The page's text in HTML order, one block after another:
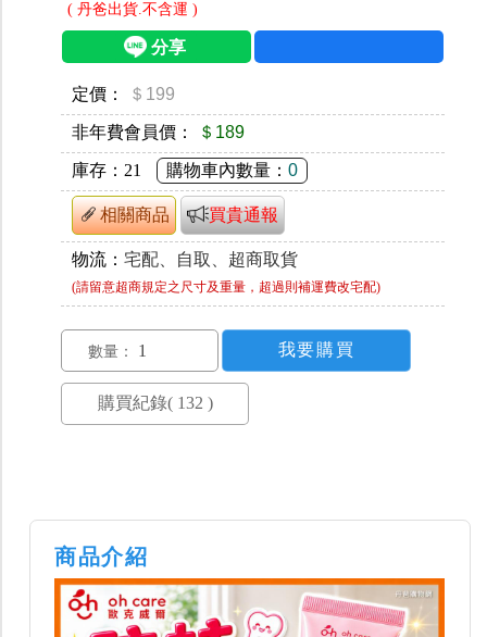
( 丹爸出貨.不含運 )
定價： ＄199
非年費會員價： ＄189
庫存： 21 購物車內數量： 0
相關商品 買貴通報
物流： 宅配、自取、超商取貨
(請留意超商規定之尺寸及重量，超過則補運費改宅配)
數量：
商品介紹